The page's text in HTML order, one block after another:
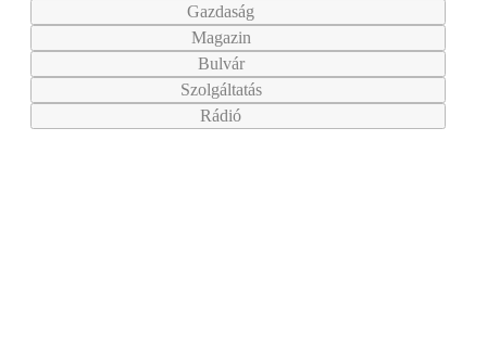
Gazdaság
Magazin
Bulvár
Szolgáltatás
Rádió